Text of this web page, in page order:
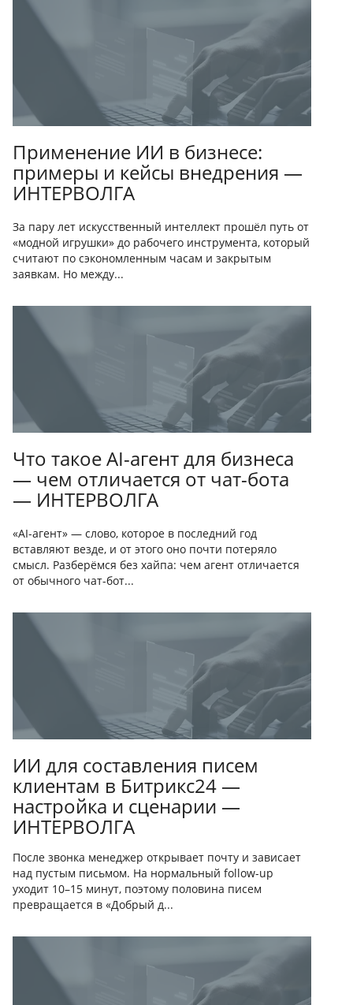
Применение ИИ в бизнесе:
примеры и кейсы внедрения —
ИНТЕРВОЛГА
За пару лет искусственный интеллект прошёл путь от
«модной игрушки» до рабочего инструмента, который
считают по сэкономленным часам и закрытым
заявкам. Но между...
Что такое AI-агент для бизнеса
— чем отличается от чат-бота
— ИНТЕРВОЛГА
«AI-агент» — слово, которое в последний год
вставляют везде, и от этого оно почти потеряло
смысл. Разберёмся без хайпа: чем агент отличается
от обычного чат-бот...
ИИ для составления писем
клиентам в Битрикс24 —
настройка и сценарии —
ИНТЕРВОЛГА
После звонка менеджер открывает почту и зависает
над пустым письмом. На нормальный follow-up
уходит 10–15 минут, поэтому половина писем
превращается в «Добрый д...